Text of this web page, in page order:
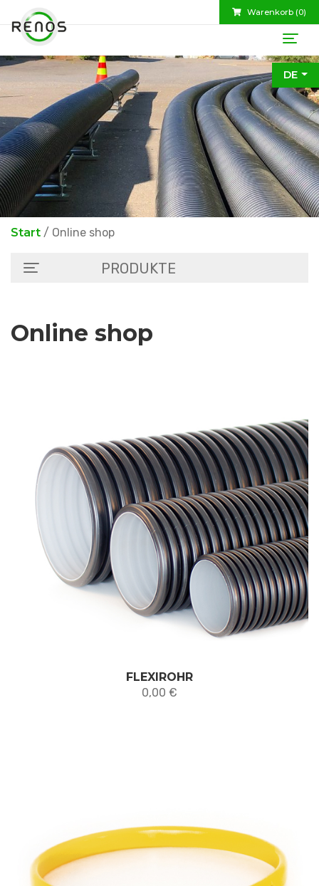
Warenkorb (0)
DE
Start / Online shop
PRODUKTE
Online shop
FLEXIROHR
0,00 €